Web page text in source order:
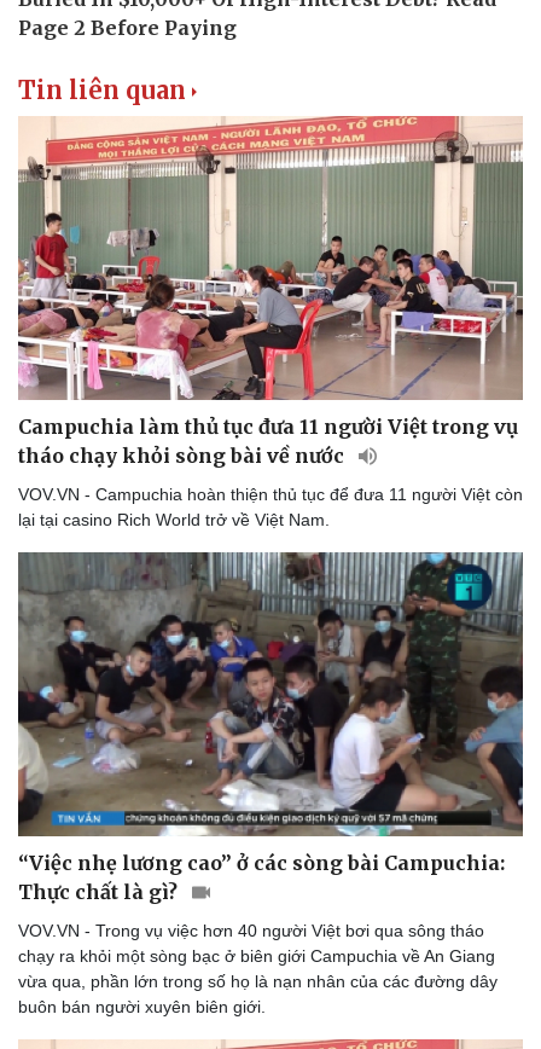
Du lịch
Tư vấn
Săn Tour
check-in
Podcast
Câu chuyện thời sự
Đọc truyện đêm khuya
Cửa sổ tình yêu
Kể chuyện cho bé
Hạt giống tâm hồn
Tin liên quan
Campuchia làm thủ tục đưa 11 người Việt trong vụ
tháo chạy khỏi sòng bài về nước
VOV.VN - Campuchia hoàn thiện thủ tục để đưa 11 người Việt còn
lại tại casino Rich World trở về Việt Nam.
“Việc nhẹ lương cao” ở các sòng bài Campuchia:
Thực chất là gì?
VOV.VN - Trong vụ việc hơn 40 người Việt bơi qua sông tháo
chạy ra khỏi một sòng bạc ở biên giới Campuchia về An Giang
vừa qua, phần lớn trong số họ là nạn nhân của các đường dây
buôn bán người xuyên biên giới.